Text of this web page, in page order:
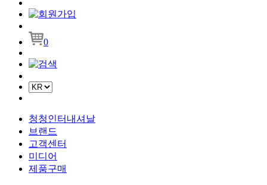
0
청청인터내셔날
브랜드
고객센터
미디어
제품구매